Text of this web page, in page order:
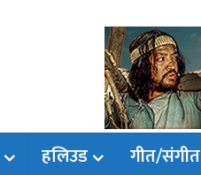
हलिउड गीत/संगीत